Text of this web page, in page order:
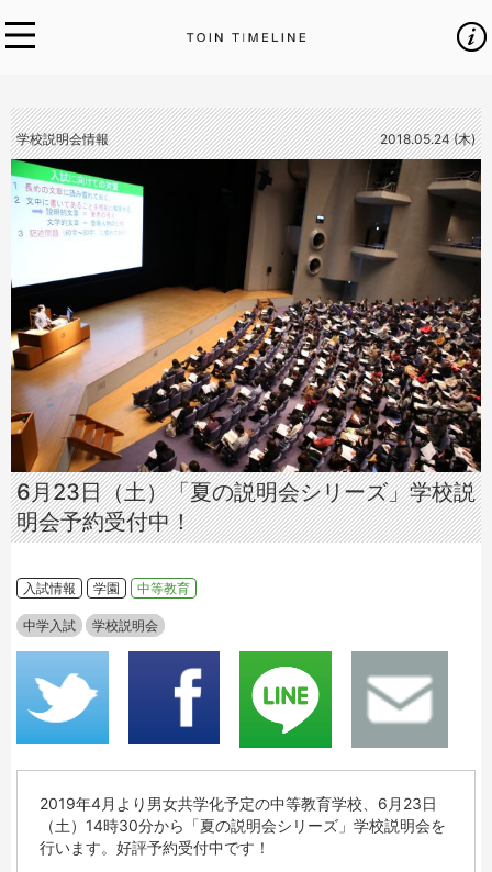
学校説明会情報 2018.05.24 (木)
6月23日（土）「夏の説明会シリーズ」学校説
明会予約受付中！
入試情報 学園 中等教育
中学入試 学校説明会
2019年4月より男女共学化予定の中等教育学校、6月23日
（土）14時30分から「夏の説明会シリーズ」学校説明会を
行います。好評予約受付中です！